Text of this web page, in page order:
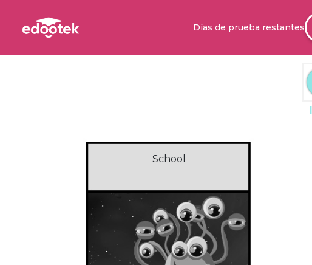
Días de prueba restantes
School